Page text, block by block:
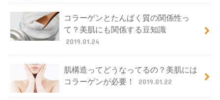
コラーゲンとたんぱく質の関係性っ
て？美肌にも関係する豆知識
2019.01.24
肌構造ってどうなってるの？美肌には
コラーゲンが必要！
2019.01.22